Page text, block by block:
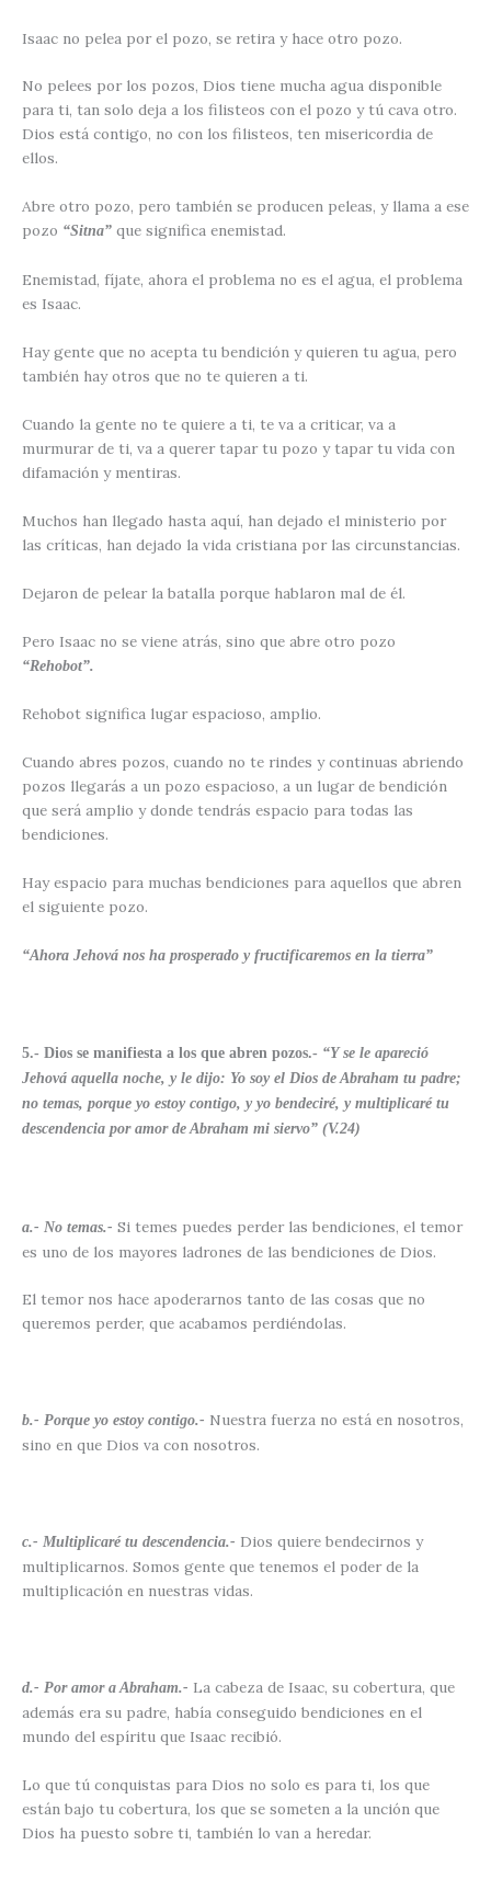
Isaac no pelea por el pozo, se retira y hace otro pozo.
No pelees por los pozos, Dios tiene mucha agua disponible
para ti, tan solo deja a los filisteos con el pozo y tú cava otro.
Dios está contigo, no con los filisteos, ten misericordia de
ellos.
Abre otro pozo, pero también se producen peleas, y llama a ese
pozo “Sitna” que significa enemistad.
Enemistad, fíjate, ahora el problema no es el agua, el problema
es Isaac.
Hay gente que no acepta tu bendición y quieren tu agua, pero
también hay otros que no te quieren a ti.
Cuando la gente no te quiere a ti, te va a criticar, va a
murmurar de ti, va a querer tapar tu pozo y tapar tu vida con
difamación y mentiras.
Muchos han llegado hasta aquí, han dejado el ministerio por
las críticas, han dejado la vida cristiana por las circunstancias.
Dejaron de pelear la batalla porque hablaron mal de él.
Pero Isaac no se viene atrás, sino que abre otro pozo
“Rehobot”.
Rehobot significa lugar espacioso, amplio.
Cuando abres pozos, cuando no te rindes y continuas abriendo
pozos llegarás a un pozo espacioso, a un lugar de bendición
que será amplio y donde tendrás espacio para todas las
bendiciones.
Hay espacio para muchas bendiciones para aquellos que abren
el siguiente pozo.
“Ahora Jehová nos ha prosperado y fructificaremos en la tierra”
5.- Dios se manifiesta a los que abren pozos.- “Y se le apareció
Jehová aquella noche, y le dijo: Yo soy el Dios de Abraham tu padre;
no temas, porque yo estoy contigo, y yo bendeciré, y multiplicaré tu
descendencia por amor de Abraham mi siervo” (V.24)
a.- No temas.- Si temes puedes perder las bendiciones, el temor
es uno de los mayores ladrones de las bendiciones de Dios.
El temor nos hace apoderarnos tanto de las cosas que no
queremos perder, que acabamos perdiéndolas.
b.- Porque yo estoy contigo.- Nuestra fuerza no está en nosotros,
sino en que Dios va con nosotros.
c.- Multiplicaré tu descendencia.- Dios quiere bendecirnos y
multiplicarnos. Somos gente que tenemos el poder de la
multiplicación en nuestras vidas.
d.- Por amor a Abraham.- La cabeza de Isaac, su cobertura, que
además era su padre, había conseguido bendiciones en el
mundo del espíritu que Isaac recibió.
Lo que tú conquistas para Dios no solo es para ti, los que
están bajo tu cobertura, los que se someten a la unción que
Dios ha puesto sobre ti, también lo van a heredar.